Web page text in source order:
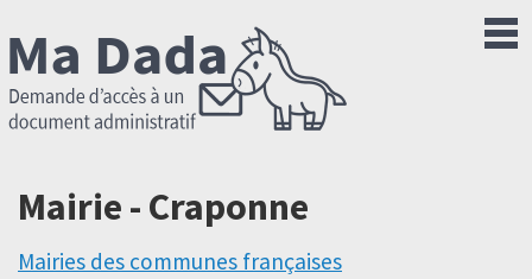
Mairie - Craponne
Mairies des communes françaises